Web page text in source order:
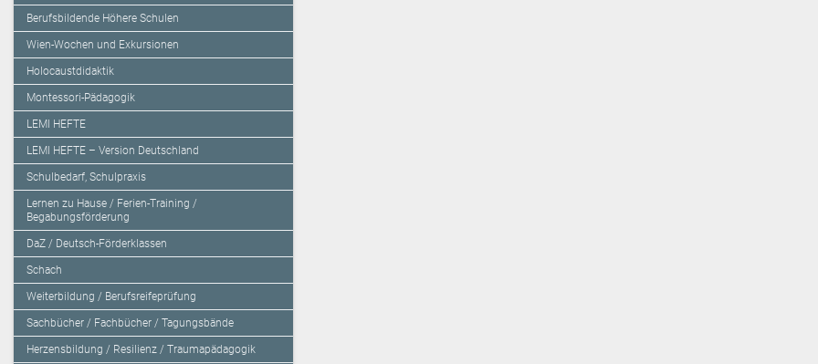
Berufsbildende Höhere Schulen
Wien-Wochen und Exkursionen
Holocaustdidaktik
Montessori-Pädagogik
LEMI HEFTE
LEMI HEFTE – Version Deutschland
Schulbedarf, Schulpraxis
Lernen zu Hause / Ferien-Training /
Begabungsförderung
DaZ / Deutsch-Förderklassen
Schach
Weiterbildung / Berufsreifeprüfung
Sachbücher / Fachbücher / Tagungsbände
Herzensbildung / Resilienz / Traumapädagogik